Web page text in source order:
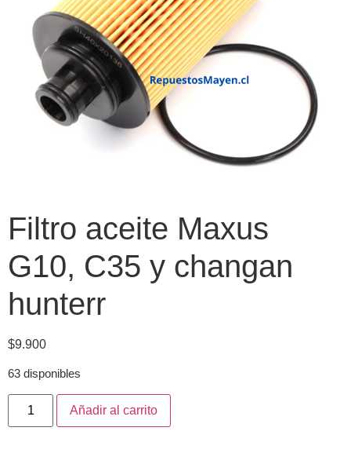
Filtro aceite Maxus
G10, C35 y changan
hunterr
$9.900
63 disponibles
Añadir al carrito